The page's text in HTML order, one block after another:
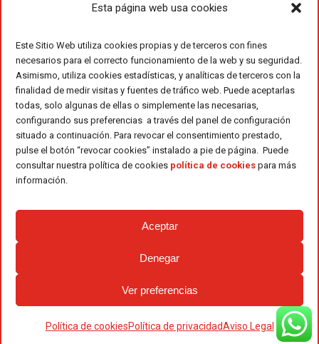
Esta página web usa cookies
Este Sitio Web utiliza cookies propias y de terceros con fines
necesarios para el correcto funcionamiento de la web y su seguridad.
Asimismo, utiliza cookies estadísticas, y analíticas de terceros con la
finalidad de medir visitas y fuentes de tráfico web. Puede aceptarlas
todas, solo algunas de ellas o simplemente las necesarias,
configurando sus preferencias a través del panel de configuración
situado a continuación. Para revocar el consentimiento prestado,
pulse el botón “revocar cookies” instalado a pie de página. Puede
consultar nuestra política de cookies política de cookies para más
información.
Aceptar
Denegar
Ver preferencias
Política de cookiesPolítica de privacidadAviso Legal